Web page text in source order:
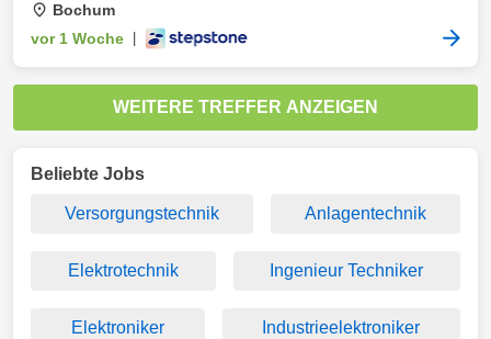
Bochum
vor 1 Woche
WEITERE TREFFER ANZEIGEN
Beliebte Jobs
Versorgungstechnik Anlagentechnik
Elektrotechnik Ingenieur Techniker
Elektroniker Industrieelektroniker